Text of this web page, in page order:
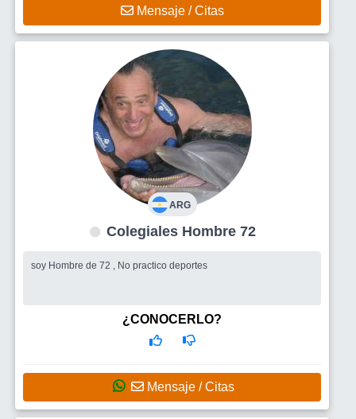
Mensaje / Citas
ARG
Colegiales Hombre 72
soy Hombre de 72 , No practico deportes
¿CONOCERLO?
Mensaje / Citas